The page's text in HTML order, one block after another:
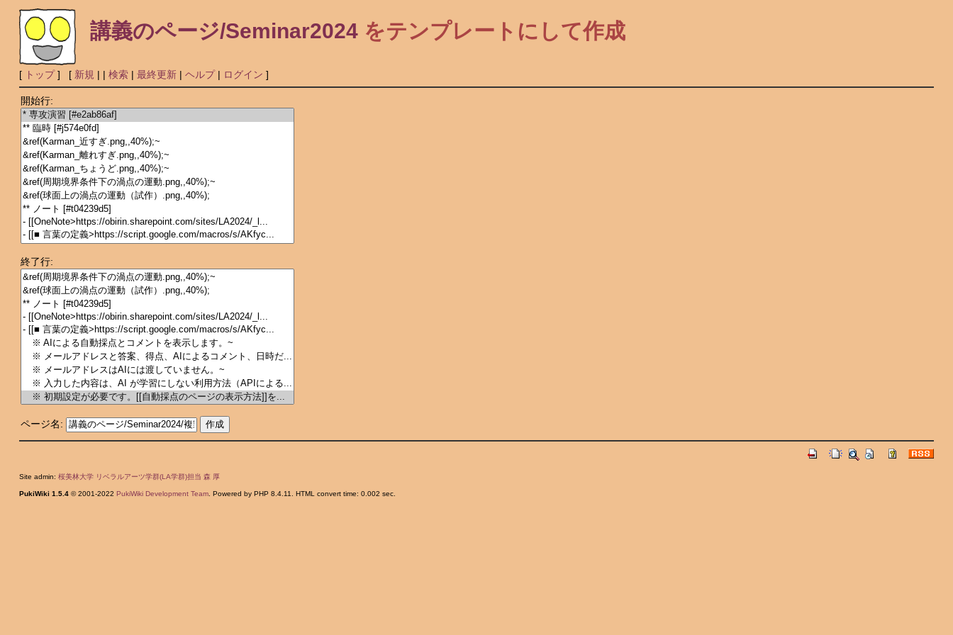
講義のページ/Seminar2024をテンプレートにして作成
[ トップ] [ 新規 | | 検索| 最終更新| ヘルプ| ログイン ]
開始行:
終了行:
ページ名:
Site admin: 桜美林大学 リベラルアーツ学群(LA学群)担当 森 厚
PukiWiki 1.5.4© 2001-2022 PukiWiki Development Team. Powered by PHP 8.4.11. HTML convert time: 0.002 sec.